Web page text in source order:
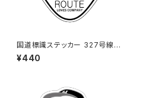
国道標識ステッカー 327号線
（ホワイト）
¥440